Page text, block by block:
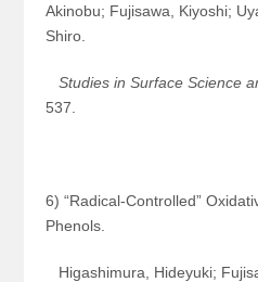
Akinobu; Fujisawa, Kiyoshi;
Shiro.
Studies in Surface Science
537.
6) “Radical-Controlled”
Phenols.
Higashimura, Hideyuki;